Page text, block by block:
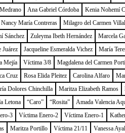
Ana Gabriel Córdoba Kenia Nohemí
Nancy María Contreras Milagro del Carmen
Sánchez Zuleyma Ibeth Hernández Marcela
Juárez Jacqueline Esmeralda Vichez María
Mejía Víctima 3/8 Magdalena del Carmen
Cruz Rosa Elida Pleitez Carolina Alfaro
Dolores Chinchilla Maritza Elizabeth Ramos
Letona “Caro” “Rosita” Amada Valencia
3 Víctima Enero-2 Víctima Enero-1
Maritza Portillo Víctima 21/11 Vanessa